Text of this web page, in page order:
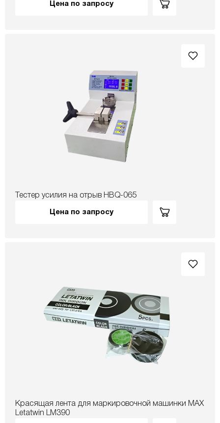
Цена по запросу
Тестер усилия на отрыв HBQ-065
Цена по запросу
Красящая лента для маркировочной машинки МАХ
Letatwin LM390